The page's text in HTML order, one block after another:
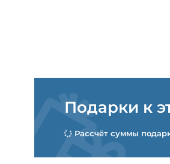
Подарки к
Рассчёт суммы